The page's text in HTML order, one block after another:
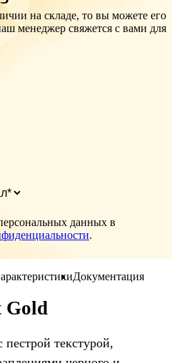
на складе, то вы можете его
менеджер свяжется с вами для
данных в
.
Документация
Gold
текстурой,